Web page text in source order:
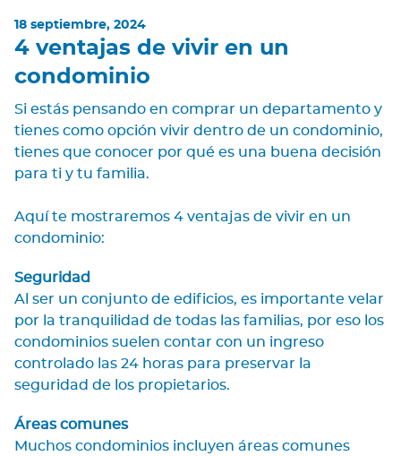
4 ventajas de vivir en un
condominio
18 septiembre, 2024
Si estás pensando en comprar un departamento y
tienes como opción vivir dentro de un condominio,
tienes que conocer por qué es una buena decisión
para ti y tu familia.
Aquí te mostraremos 4 ventajas de vivir en un
condominio:
Seguridad
Al ser un conjunto de edificios, es importante velar
por la tranquilidad de todas las familias, por eso los
condominios suelen contar con un ingreso
controlado las 24 horas para preservar la
seguridad de los propietarios.
Áreas comunes
Muchos condominios incluyen áreas comunes